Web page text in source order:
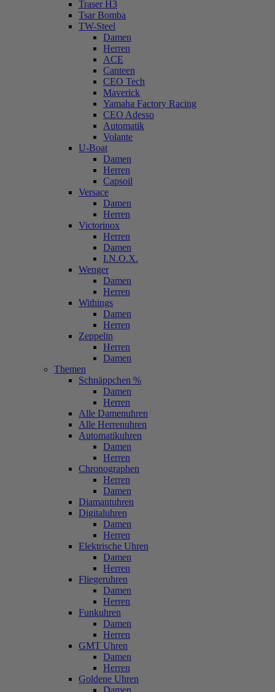
Traser H3
Tsar Bomba
TW-Steel
Damen
Herren
ACE
Canteen
CEO Tech
Maverick
Yamaha Factory Racing
CEO Adesso
Automatik
Volante
U-Boat
Damen
Herren
Capsoil
Versace
Damen
Herren
Victorinox
Herren
Damen
I.N.O.X.
Wenger
Damen
Herren
Withings
Damen
Herren
Zeppelin
Herren
Damen
Themen
Schnäppchen %
Damen
Herren
Alle Damenuhren
Alle Herrenuhren
Automatikuhren
Damen
Herren
Chronographen
Herren
Damen
Diamantuhren
Digitaluhren
Damen
Herren
Elektrische Uhren
Damen
Herren
Fliegeruhren
Damen
Herren
Funkuhren
Damen
Herren
GMT Uhren
Damen
Herren
Goldene Uhren
Damen